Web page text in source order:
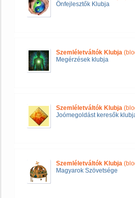
Önfejlesztők Klubja
Szemléletváltók Klubja
Megérzések klubja
Szemléletváltók Klubja
Joómegoldást keresők
Szemléletváltók Klubja
Magyarok Szövetsége